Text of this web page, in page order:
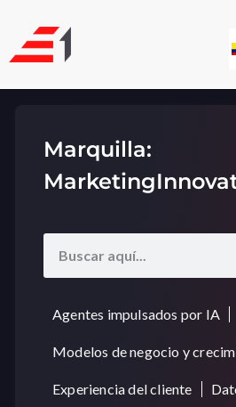
Marquilla:
Agentes impulsados por IA
Modelos de negocio y
Experiencia del cliente